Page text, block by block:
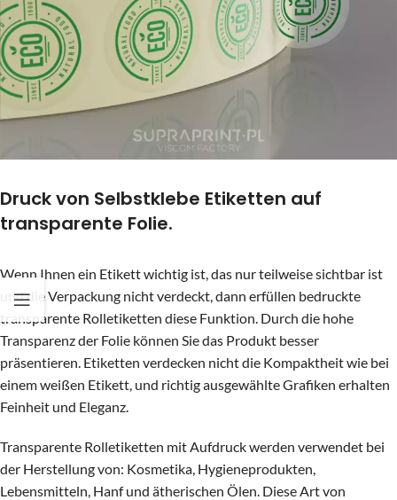
Druck von Selbstklebe Etiketten auf
transparente Folie.
Wenn Ihnen ein Etikett wichtig ist, das nur teilweise sichtbar ist
und die Verpackung nicht verdeckt, dann erfüllen bedruckte
transparente Rolletiketten diese Funktion. Durch die hohe
Transparenz der Folie können Sie das Produkt besser
präsentieren. Etiketten verdecken nicht die Kompaktheit wie bei
einem weißen Etikett, und richtig ausgewählte Grafiken erhalten
Feinheit und Eleganz.
Transparente Rolletiketten mit Aufdruck werden verwendet bei
der Herstellung von: Kosmetika, Hygieneprodukten,
Lebensmitteln, Hanf und ätherischen Ölen. Diese Art von